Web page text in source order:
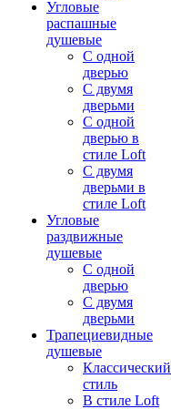
Угловые
распашные
душевые
С одной
дверью
С двумя
дверьми
С одной
дверью в
стиле Loft
С двумя
дверьми в
стиле Loft
Угловые
раздвижные
душевые
С одной
дверью
С двумя
дверьми
Трапециевидные
душевые
Классический
стиль
В стиле Loft